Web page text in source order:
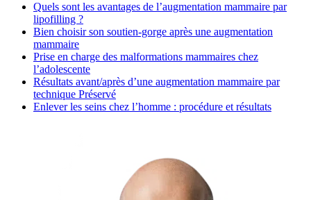
Quels sont les avantages de l’augmentation mammaire par
lipofilling ?
Bien choisir son soutien-gorge après une augmentation
mammaire
Prise en charge des malformations mammaires chez
l’adolescente
Résultats avant/après d’une augmentation mammaire par
technique Préservé
Enlever les seins chez l’homme : procédure et résultats